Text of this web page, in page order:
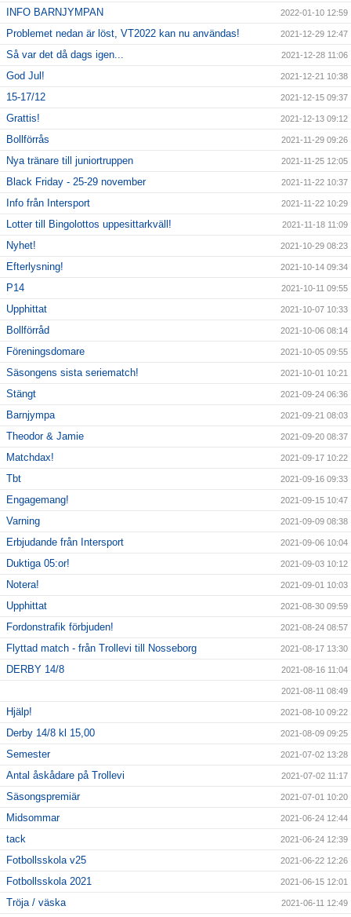
INFO BARNJYMPAN 2022-01-10 12:59
Problemet nedan är löst, VT2022 kan nu användas! 2021-12-29 12:47
Så var det då dags igen... 2021-12-28 11:06
God Jul! 2021-12-21 10:38
15-17/12 2021-12-15 09:37
Grattis! 2021-12-13 09:12
Bollförrås 2021-11-29 09:26
Nya tränare till juniortruppen 2021-11-25 12:05
Black Friday - 25-29 november 2021-11-22 10:37
Info från Intersport 2021-11-22 10:29
Lotter till Bingolottos uppesittarkväll! 2021-11-18 11:09
Nyhet! 2021-10-29 08:23
Efterlysning! 2021-10-14 09:34
P14 2021-10-11 09:55
Upphittat 2021-10-07 10:33
Bollförråd 2021-10-06 08:14
Föreningsdomare 2021-10-05 09:55
Säsongens sista seriematch! 2021-10-01 10:21
Stängt 2021-09-24 06:36
Barnjympa 2021-09-21 08:03
Theodor & Jamie 2021-09-20 08:37
Matchdax! 2021-09-17 10:22
Tbt 2021-09-16 09:33
Engagemang! 2021-09-15 10:47
Varning 2021-09-09 08:38
Erbjudande från Intersport 2021-09-06 10:04
Duktiga 05:or! 2021-09-03 10:12
Notera! 2021-09-01 10:03
Upphittat 2021-08-30 09:59
Fordonstrafik förbjuden! 2021-08-24 08:57
Flyttad match - från Trollevi till Nosseborg 2021-08-17 13:30
DERBY 14/8 2021-08-16 11:04
2021-08-11 08:49
Hjälp! 2021-08-10 09:22
Derby 14/8 kl 15,00 2021-08-09 09:25
Semester 2021-07-02 13:28
Antal åskådare på Trollevi 2021-07-02 11:17
Säsongspremiär 2021-07-01 10:20
Midsommar 2021-06-24 12:44
tack 2021-06-24 12:39
Fotbollsskola v25 2021-06-22 12:26
Fotbollsskola 2021 2021-06-15 12:01
Tröja / väska 2021-06-11 12:49